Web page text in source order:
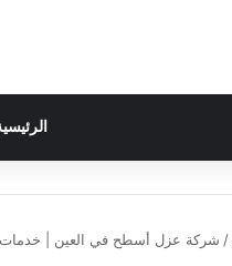
/ شركة عزل أسطح في العين | خدمات